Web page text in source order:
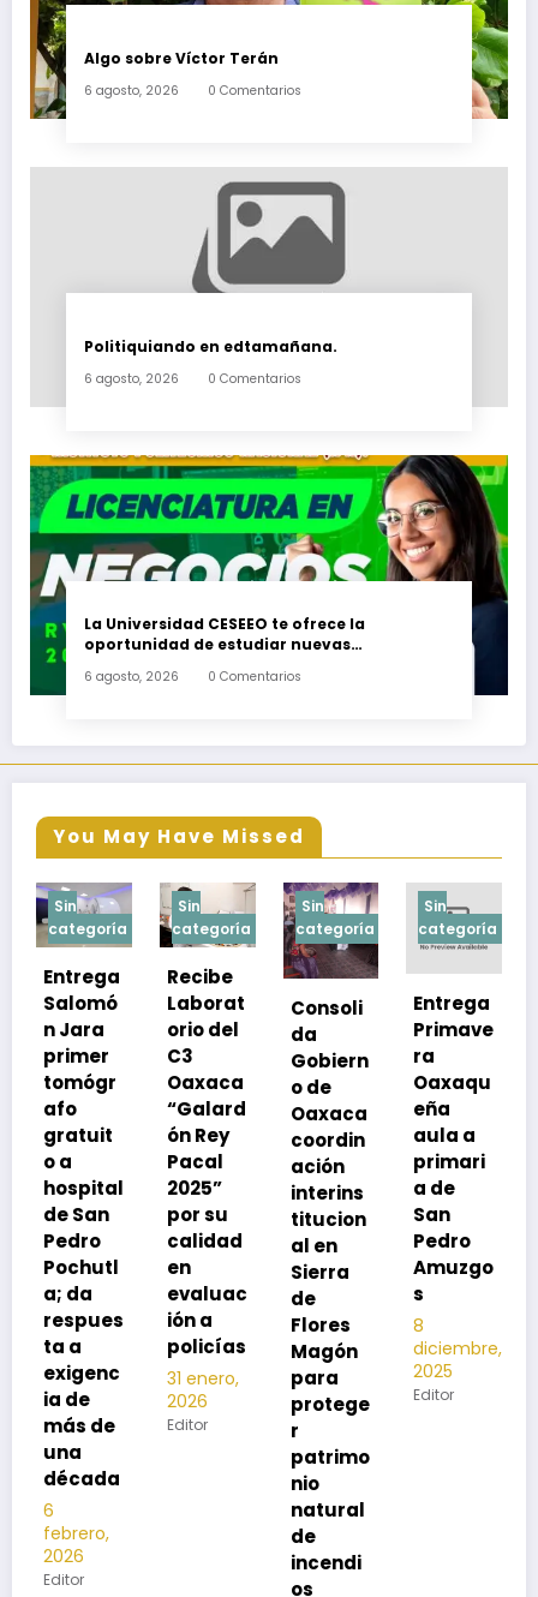
Algo sobre Víctor Terán
6 agosto, 2026 0 Comentarios
Politiquiando en edtamañana.
6 agosto, 2026 0 Comentarios
La Universidad CESEEO te ofrece la
oportunidad de estudiar nuevas
Escondido, Ixtepec y en la Matriz Juchitán.
6 agosto, 2026 0 Comentarios
You May Have Missed
Sin
categoría
Recibe
Laborat
orio del
C3
Oaxaca
“Galard
ón Rey
Pacal
2025”
por su
calidad
en
evaluac
ión a
policías
31 enero,
2026
Editor
Sin
categoría
Consoli
da
Gobiern
o de
Oaxaca
coordin
ación
interins
titucion
al en
Sierra
de
Flores
Magón
para
protege
r
Sin
categoría
Entrega
Primave
ra
Oaxaqu
eña
aula a
primari
a de
San
Pedro
Amuzgo
s
8
diciembre,
2025
Editor
Sin
categoría
Exhorta
SSO a
vacuna
rse de
neumoc
oco
para
preveni
r la
neumon
ía
13
noviembre,
2025
Editor